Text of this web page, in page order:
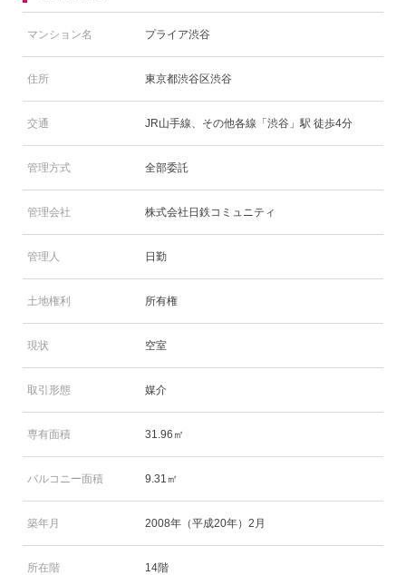
マンション名 プライア渋谷
住所 東京都渋谷区渋谷
交通 JR山手線、その他各線「渋谷」駅 徒歩4分
管理方式 全部委託
管理会社 株式会社日鉄コミュニティ
管理人 日勤
土地権利 所有権
現状 空室
取引形態 媒介
専有面積 31.96㎡
バルコニー面積 9.31㎡
築年月 2008年（平成20年）2月
所在階 14階